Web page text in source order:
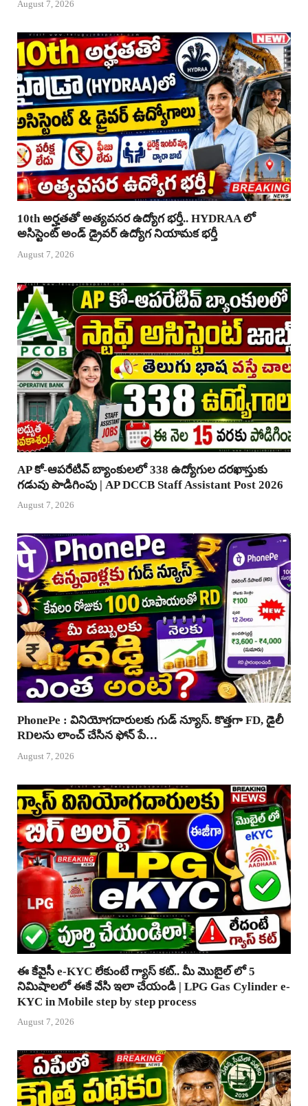
August 7, 2026
10th అర్హతతో అత్యవసర ఉద్యోగ భర్తీ.. HYDRAA లో
అసిస్టెంట్ అండ్ డ్రైవర్ ఉద్యోగ నియామక భర్తీ
August 7, 2026
AP కో-ఆపరేటివ్ బ్యాంకులలో 338 ఉద్యోగుల దరఖాస్తుకు
గడువు పొడిగింపు | AP DCCB Staff Assistant Post 2026
August 7, 2026
PhonePe : వినియోగదారులకు గుడ్ న్యూస్. కొత్తగా FD, డైలీ
RDలను లాంచ్ చేసిన ఫోన్ పే…
August 7, 2026
ఈ కేవైసీ e-KYC లేకుంటే గ్యాస్ కట్.. మీ మొబైల్ లో 5
నిమిషాలలో ఈకే వేసి ఇలా చేయండి | LPG Gas Cylinder e-
KYC in Mobile step by step process
August 7, 2026